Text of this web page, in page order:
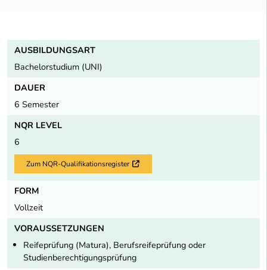
AUSBILDUNGSART
Bachelorstudium (UNI)
DAUER
6 Semester
NQR LEVEL
6
Zum NQR-Qualifikationsregister Externer Link
FORM
Vollzeit
VORAUSSETZUNGEN
Reifeprüfung (Matura), Berufsreifeprüfung oder
Studienberechtigungsprüfung